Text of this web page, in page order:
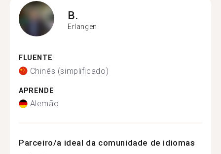
B.
Erlangen
FLUENTE
Chinês (simplificado)
APRENDE
Alemão
Parceiro/a ideal da comunidade de idiomas